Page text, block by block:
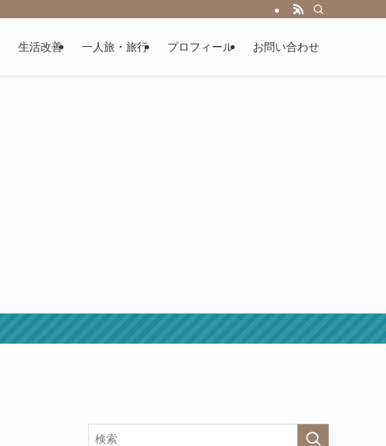
生活改善 一人旅・旅行 プロフィール お問い合わせ